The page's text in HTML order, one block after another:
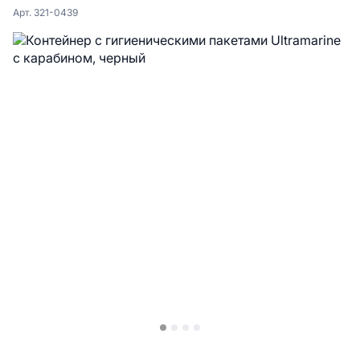
Арт. 321-0439